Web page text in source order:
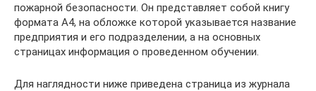
пожарной безопасности. Он представляет собой книгу
формата А4, на обложке которой указывается название
предприятия и его подразделении, а на основных
страницах информация о проведенном обучении.
Для наглядности ниже приведена страница из журнала